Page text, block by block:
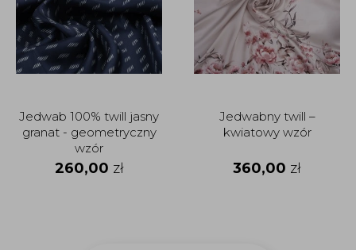
Jedwab 100% twill jasny
granat - geometryczny
wzór
260,00 zł
Jedwabny twill –
kwiatowy wzór
360,00 zł